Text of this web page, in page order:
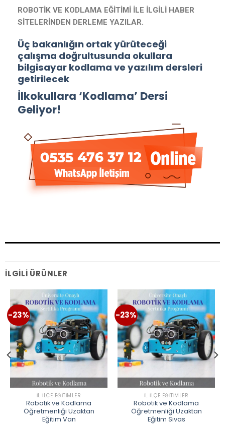
ROBOTİK VE KODLAMA EĞİTİMİ İLE İLGİLİ HABER
SİTELERİNDEN DERLEME YAZILAR.
Üç bakanlığın ortak yürüteceği
çalışma doğrultusunda okullara
bilgisayar kodlama ve yazılım dersleri
getirilecek
İlkokullara ‘Kodlama’ Dersi
Geliyor!
İLGILI ÜRÜNLER
-23%
İL İLÇE EĞITIMLER
Robotik ve Kodlama
Öğretmenliği Uzaktan
Eğitim Van
-23%
İL İLÇE EĞITIMLER
Robotik ve Kodlama
Öğretmenliği Uzaktan
Eğitim Sivas